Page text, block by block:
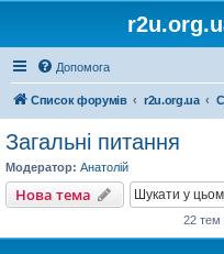
Допомога
Список форумів r2u.org.ua
Загальні питання
Модератор: Анатолій
Нова тема
22 тем